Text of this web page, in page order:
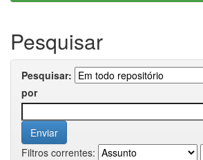
Pesquisar
Pesquisar:
por
Filtros correntes: